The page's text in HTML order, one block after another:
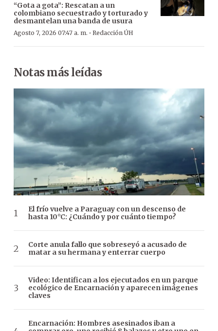
“Gota a gota”: Rescatan a un
colombiano secuestrado y torturado y
desmantelan una banda de usura
Agosto 7, 2026 07:47 a. m. · Redacción ÚH
Notas más leídas
El frío vuelve a Paraguay con un descenso de
hasta 10°C: ¿Cuándo y por cuánto tiempo?
Corte anula fallo que sobreseyó a acusado de
matar a su hermana y enterrar cuerpo
Video: Identifican a los ejecutados en un parque
ecológico de Encarnación y aparecen imágenes
claves
Encarnación: Hombres asesinados iban a